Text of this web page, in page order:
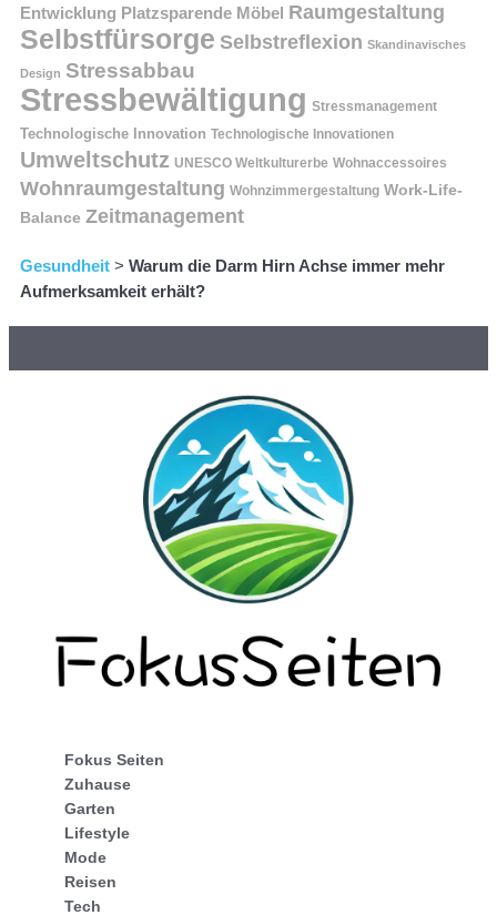
Entwicklung Platzsparende Möbel Raumgestaltung
Selbstfürsorge Selbstreflexion Skandinavisches
Design Stressabbau
Stressbewältigung Stressmanagement
Technologische Innovation Technologische Innovationen
Umweltschutz UNESCO Weltkulturerbe Wohnaccessoires
Wohnraumgestaltung Wohnzimmergestaltung Work-Life-
Balance Zeitmanagement
Gesundheit > Warum die Darm Hirn Achse immer mehr
Aufmerksamkeit erhält?
Fokus Seiten
Zuhause
Garten
Lifestyle
Mode
Reisen
Tech